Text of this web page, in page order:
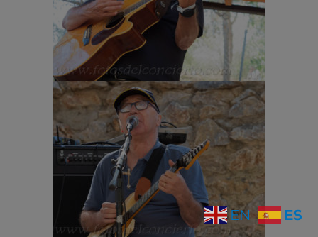
EN ES